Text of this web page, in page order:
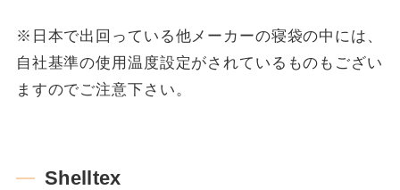
※日本で出回っている他メーカーの寝袋の中には、
自社基準の使用温度設定がされているものもござい
ますのでご注意下さい。
Shelltex